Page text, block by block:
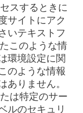
スするときに
サイトにアク
いテキストフ
このような情
環境設定に関
のような情報
りません。
は特定のサー
ルのセキュリ